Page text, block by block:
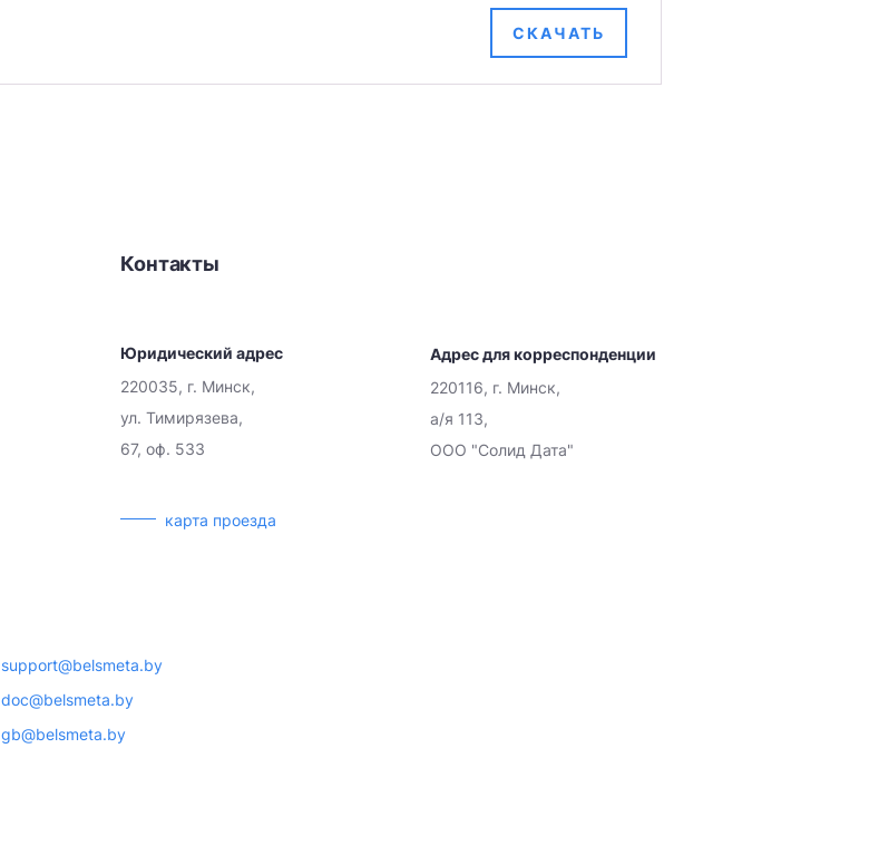
СКАЧАТЬ
Контакты
Юридический адрес
220035, г. Минск,
ул. Тимирязева,
67, оф. 533
карта проезда
Адрес для корреспонденции
220116, г. Минск,
а/я 113,
ООО "Солид Дата"
support@belsmeta.by
doc@belsmeta.by
gb@belsmeta.by